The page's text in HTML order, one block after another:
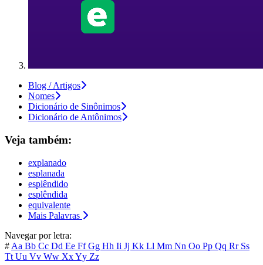
Blog / Artigos
Nomes
Dicionário de Sinônimos
Dicionário de Antônimos
Veja também:
explanado
esplanada
esplêndido
esplêndida
equivalente
Mais Palavras
Navegar por letra:
# Aa Bb Cc Dd Ee FfGg Hh Ii Jj Kk Ll Mm Nn Oo Pp Qq Rr Ss
Tt Uu Vv Ww XxYy Zz